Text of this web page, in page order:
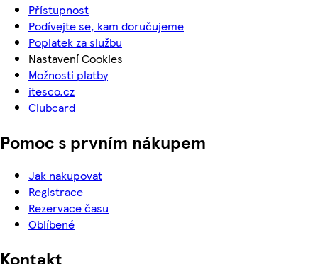
Přístupnost
Podívejte se, kam doručujeme
Poplatek za službu
Nastavení Cookies
Možnosti platby
itesco.cz
Clubcard
Pomoc s prvním nákupem
Jak nakupovat
Registrace
Rezervace času
Oblíbené
Kontakt